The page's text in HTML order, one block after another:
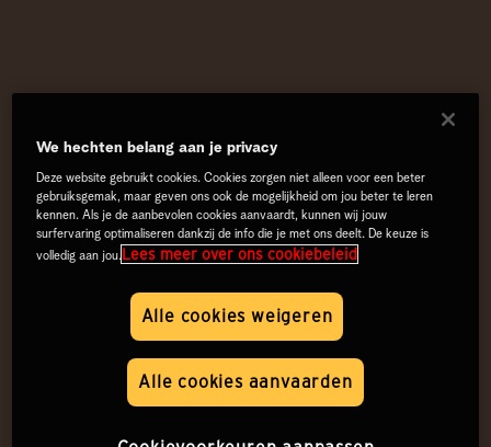
We hechten belang aan je privacy
Deze website gebruikt cookies. Cookies zorgen niet alleen voor een beter
gebruiksgemak, maar geven ons ook de mogelijkheid om jou beter te leren
kennen. Als je de aanbevolen cookies aanvaardt, kunnen wij jouw
surfervaring optimaliseren dankzij de info die je met ons deelt. De keuze is
volledig aan jou.Lees meer over ons cookiebeleid
Alle cookies weigeren
Alle cookies aanvaarden